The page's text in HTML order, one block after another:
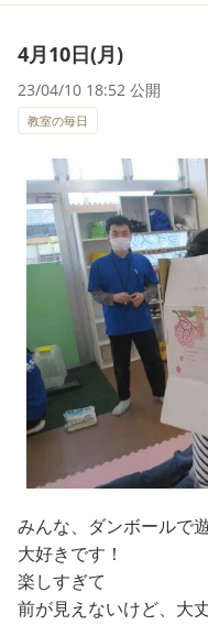
4月10日(月)
23/04/10 18:52 公開
教室の毎日
みんな、ダンボールで
大好きです！
楽しすぎて
前が見えないけど、大